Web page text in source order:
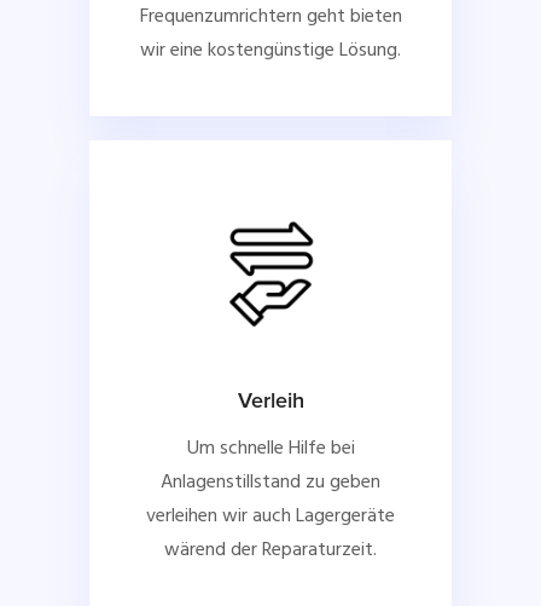
Frequenzumrichtern geht bieten
wir eine kostengünstige Lösung.
Verleih
Um schnelle Hilfe bei
Anlagenstillstand zu geben
verleihen wir auch Lagergeräte
wärend der Reparaturzeit.